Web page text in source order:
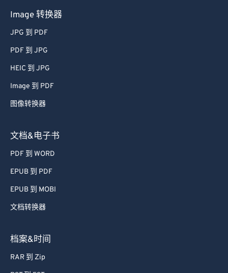
Image 转换器
JPG 到 PDF
PDF 到 JPG
HEIC 到 JPG
Image 到 PDF
图像转换器
文档&电子书
PDF 到 WORD
EPUB 到 PDF
EPUB 到 MOBI
文档转换器
档案&时间
RAR 到 Zip